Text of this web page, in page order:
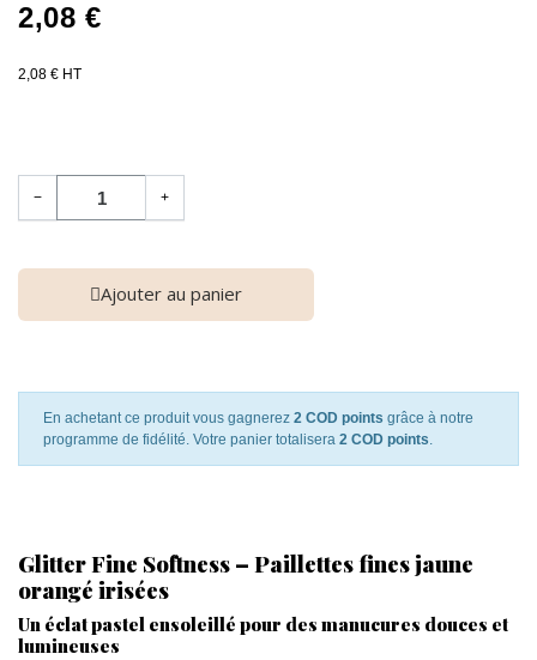
2,08 €
2,08 € HT
− +
Ajouter au panier
En achetant ce produit vous gagnerez 2 COD points grâce à notre
programme de fidélité. Votre panier totalisera 2 COD points.
Glitter Fine Softness – Paillettes fines jaune
orangé irisées
Un éclat pastel ensoleillé pour des manucures douces et
lumineuses